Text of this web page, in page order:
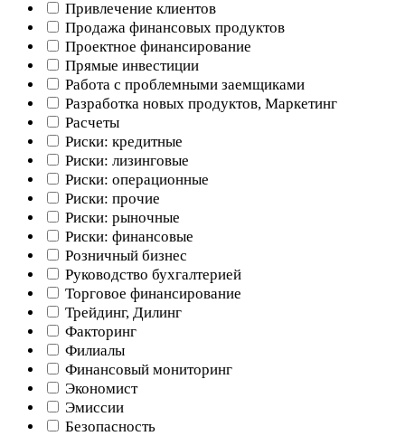
Привлечение клиентов
Продажа финансовых продуктов
Проектное финансирование
Прямые инвестиции
Работа с проблемными заемщиками
Разработка новых продуктов, Маркетинг
Расчеты
Риски: кредитные
Риски: лизинговые
Риски: операционные
Риски: прочие
Риски: рыночные
Риски: финансовые
Розничный бизнес
Руководство бухгалтерией
Торговое финансирование
Трейдинг, Дилинг
Факторинг
Филиалы
Финансовый мониторинг
Экономист
Эмиссии
Безопасность